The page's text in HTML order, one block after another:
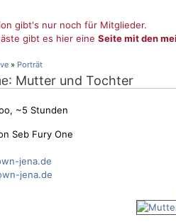
gibt's nur noch für Mitglieder.
gibt es hier eine Seite mit den
» Porträt
: Mutter und Tochter
~5 Stunden
Seb Fury One
jena.de
jena.de